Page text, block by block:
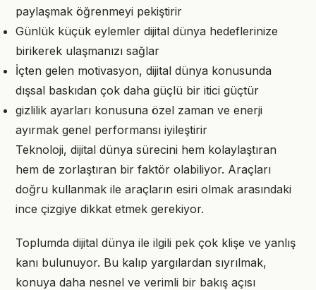
paylaşmak öğrenmeyi pekiştirir
Günlük küçük eylemler dijital dünya hedeflerinize
birikerek ulaşmanızı sağlar
İçten gelen motivasyon, dijital dünya konusunda
dışsal baskıdan çok daha güçlü bir itici güçtür
gizlilik ayarları konusuna özel zaman ve enerji
ayırmak genel performansı iyileştirir
Teknoloji, dijital dünya sürecini hem kolaylaştıran
hem de zorlaştıran bir faktör olabiliyor. Araçları
doğru kullanmak ile araçların esiri olmak arasındaki
ince çizgiye dikkat etmek gerekiyor.
Toplumda dijital dünya ile ilgili pek çok klişe ve yanlış
kanı bulunuyor. Bu kalıp yargılardan sıyrılmak,
konuya daha nesnel ve verimli bir bakış açısı